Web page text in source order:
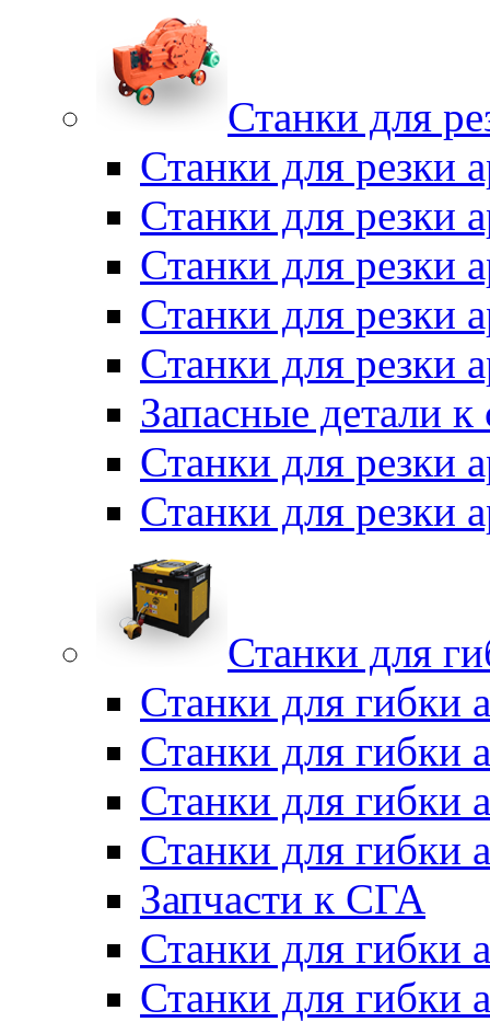
Станки для
Станки для резки
Станки для резки
Станки для резки
Станки для резки
Станки для резки
Запасные детали к
Станки для резки
Станки для резки
Станки для
Станки для гибки
Станки для гибки
Станки для гибки
Станки для гибки
Запчасти к СГА
Станки для гибки
Станки для гибки